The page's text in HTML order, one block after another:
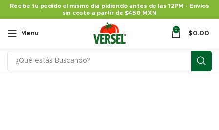
Recibe tu pedido el mismo día pidiendo antes de las 12PM - Envíos
sin costo a partir de $450 MXN
Menu
0
$0.00